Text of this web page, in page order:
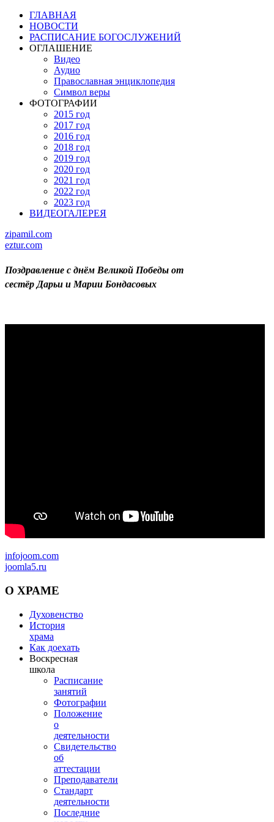
ГЛАВНАЯ
НОВОСТИ
РАСПИСАНИЕ БОГОСЛУЖЕНИЙ
ОГЛАШЕНИЕ
Видео
Аудио
Православная энциклопедия
Символ веры
ФОТОГРАФИИ
2015 год
2017 год
2016 год
2018 год
2019 год
2020 год
2021 год
2022 год
2023 год
ВИДЕОГАЛЕРЕЯ
zipamil.com
eztur.com
Поздравление с днём Великой Победы от
сестёр Дарьи и Марии Бондасовых
infojoom.com
joomla5.ru
О ХРАМЕ
Духовенство
История
храма
Как доехать
Воскресная
школа
Расписание
занятий
Фотографии
Положение
о
деятельности
Свидетельство
об
аттестации
Преподаватели
Стандарт
деятельности
Последние